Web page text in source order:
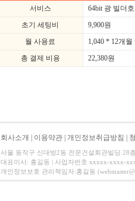
서비스
64bit 광 빌더
초기 세팅비
9,900원
월 사용료
1,040 * 12개월
총 결제 비용
22,380원
회사소개 이용약관 개인정보취급방침
서울 동작구 신대방2동 전문건설회관빌딩 28
대표이사: 홍길동 | 사업자번호 xxxxx-xxxx-
개인정보보호 관리책임자:홍길동